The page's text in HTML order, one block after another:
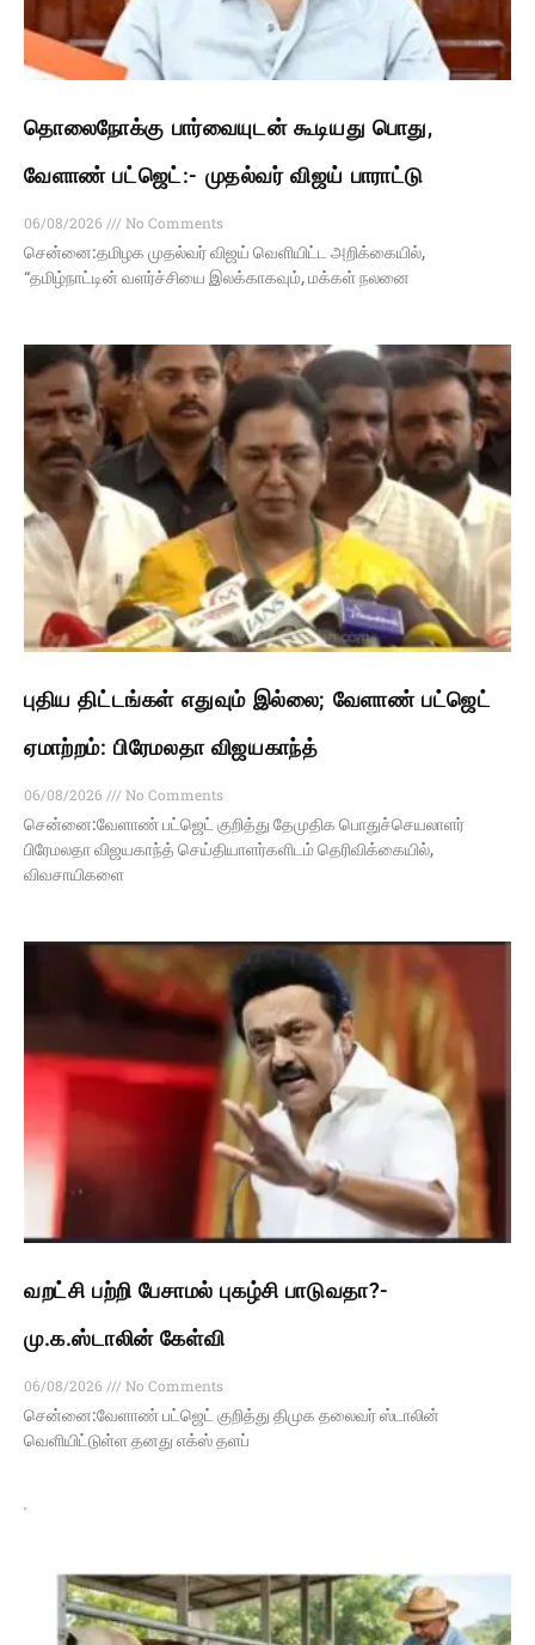
தொலைநோக்கு பார்வையுடன் கூடியது பொது,
வேளாண் பட்ஜெட்:- முதல்வர் விஜய் பாராட்டு
06/08/2026
No Comments
சென்னை:தமிழக முதல்வர் விஜய் வெளியிட்ட அறிக்கையில்,
“தமிழ்நாட்டின் வளர்ச்சியை இலக்காகவும், மக்கள் நலனை
புதிய திட்டங்கள் எதுவும் இல்லை; வேளாண் பட்ஜெட்
ஏமாற்றம்: பிரேமலதா விஜயகாந்த்
06/08/2026
No Comments
சென்னை:வேளாண் பட்ஜெட் குறித்து தேமுதிக பொதுச்செயலாளர்
பிரேமலதா விஜயகாந்த் செய்தியாளர்களிடம் தெரிவிக்கையில்,
விவசாயிகளை
வறட்சி பற்றி பேசாமல் புகழ்சி பாடுவதா?-
மு.க.ஸ்டாலின் கேள்வி
06/08/2026
No Comments
சென்னை:வேளாண் பட்ஜெட் குறித்து திமுக தலைவர் ஸ்டாலின்
வெளியிட்டுள்ள தனது எக்ஸ் தளப்